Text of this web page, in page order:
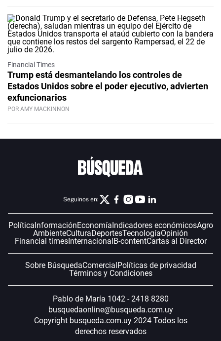
Financial Times
Trump está desmantelando los controles de
Estados Unidos sobre el poder ejecutivo, advierten
exfuncionarios
POR AMY MACKINNON
Seguinos en:
PolíticaInformaciónEconomíaIndicadores económicosAgro
AmbienteCulturaDeportesTecnologíaOpinión
Financial timesInternacionalB-contentCartas al Director
Sobre BúsquedaComercialPolíticas de privacidad
Términos y Condiciones
Pablo de María 1042 - 2418 8280
busquedaonline@busqueda.com.uy
Copyright busqueda.com.uy 2024 Todos los
derechos reservados